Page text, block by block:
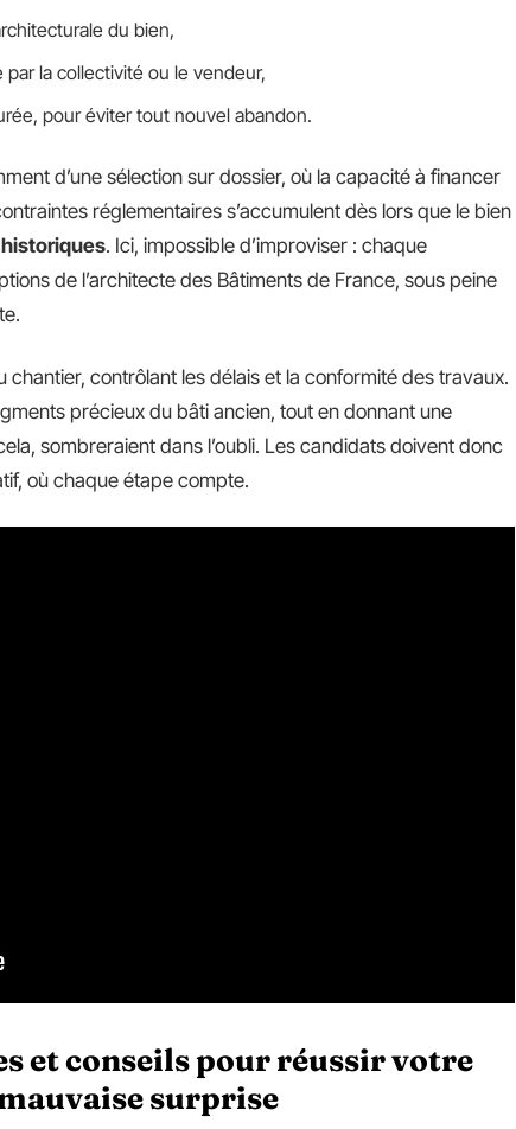
du bien,
la collectivité ou le vendeur,
pour éviter tout nouvel abandon.
d’une sélection sur dossier, où la capacité à financer
réglementaires s’accumulent dès lors que le bien
. Ici, impossible d’improviser : chaque
de l’architecte des Bâtiments de France, sous peine
chantier, contrôlant les délais et la conformité des travaux.
précieux du bâti ancien, tout en donnant une
sombreraient dans l’oubli. Les candidats doivent donc
où chaque étape compte.
et conseils pour réussir votre
surprise